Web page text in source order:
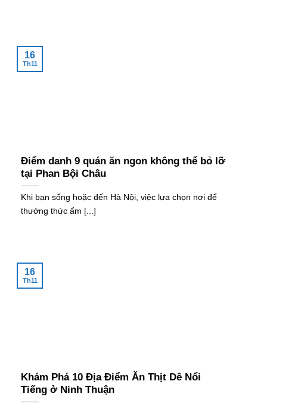
Điểm danh 9 quán ăn ngon không thể bỏ lỡ
tại Phan Bội Châu
Khi bạn sống hoặc đến Hà Nội, việc lựa chọn nơi để
thưởng thức ẩm [...]
16
Th11
Khám Phá 10 Địa Điểm Ăn Thịt Dê Nổi
Tiếng ở Ninh Thuận
16
Th11